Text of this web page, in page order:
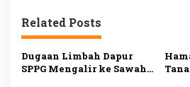
g
a
s
Related Posts
Dugaan Limbah Dapur
SPPG Mengalir ke Sawah